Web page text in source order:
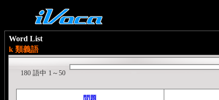
Word List
k 類義語
180 語中 1～50
問題